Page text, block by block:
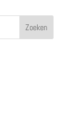
Zoeken